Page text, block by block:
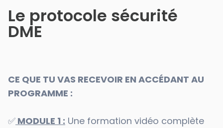
Le protocole sécurité
DME
CE QUE TU VAS RECEVOIR EN ACCÉDANT AU
PROGRAMME :
✅ MODULE 1 : Une formation vidéo complète